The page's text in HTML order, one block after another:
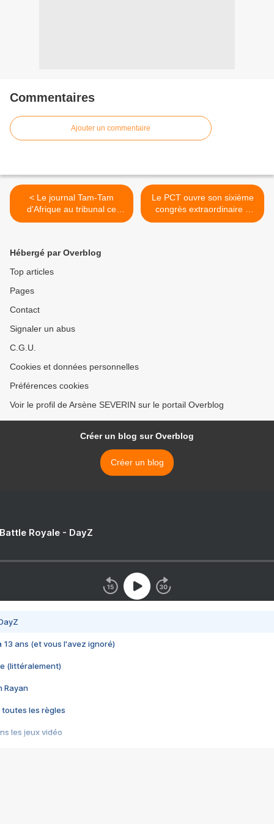
Commentaires
Ajouter un commentaire
< Le journal Tam-Tam
d'Afrique au tribunal ce
jeudi!
Le PCT ouvre son sixième
congrès extraordinaire à
Brazzaville! >
Hébergé par Overblog
Top articles
Pages
Contact
Signaler un abus
C.G.U.
Cookies et données personnelles
Préférences cookies
Voir le profil de Arsène SEVERIN sur le portail Overblog
Créer un blog sur Overblog
Créer un blog
Royale - DayZ
13 ans (et vous l'avez ignoré)
(littéralement)
Rayan
toutes les règles
les jeux vidéo